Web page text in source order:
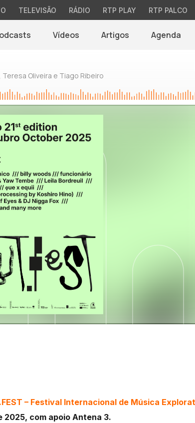
TELEVISÃO RÁDIO RTP PLAY RTP PALCO
Vídeos Artigos Agenda
Teresa Oliveira e Tiago Ribeiro
– Festival Internacional de Música
2025, com apoio Antena 3.